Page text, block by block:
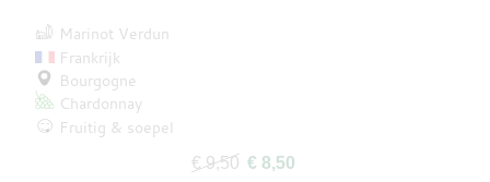
Marinot Verdun
Frankrijk
Bourgogne
Chardonnay
Fruitig & soepel
€ 9,50 € 8,50